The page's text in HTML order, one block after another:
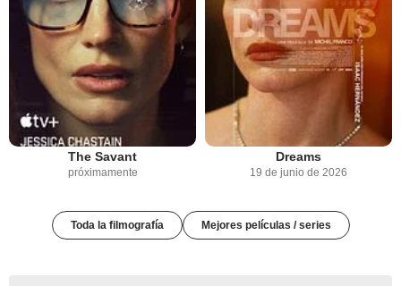
The Savant
próximamente
Dreams
19 de junio de 2026
Toda la filmografía Mejores películas / series